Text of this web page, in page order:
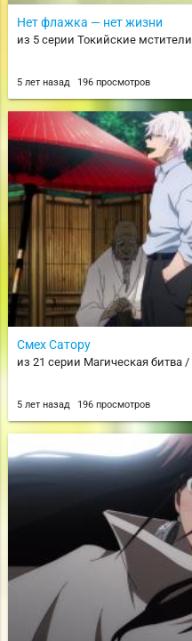
Нет флажка — нет жизни
из 5 серии Токийские
5 лет назад 196 просмотров
Смех Сатору
из 21 серии Магическая битва
5 лет назад 196 просмотров